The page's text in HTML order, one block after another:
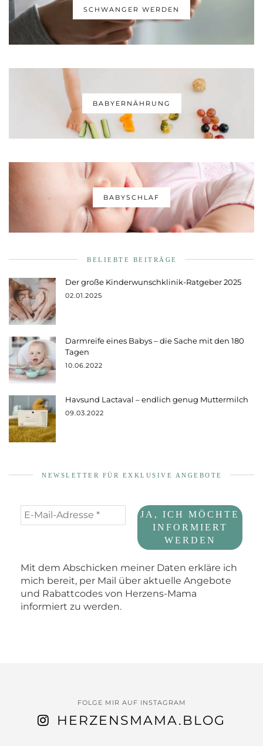
SCHWANGER WERDEN
BABYERNÄHRUNG
BABYSCHLAF
BELIEBTE BEITRÄGE
Der große Kinderwunschklinik-Ratgeber 2025
02.01.2025
Darmreife eines Babys – die Sache mit den 180
Tagen
10.06.2022
Havsund Lactaval – endlich genug Muttermilch
09.03.2022
NEWSLETTER FÜR EXKLUSIVE ANGEBOTE
Mit dem Abschicken meiner Daten erkläre ich
mich bereit, per Mail über aktuelle Angebote
und Rabattcodes von Herzens-Mama
informiert zu werden.
FOLGE MIR AUF INSTAGRAM
HERZENSMAMA.BLOG